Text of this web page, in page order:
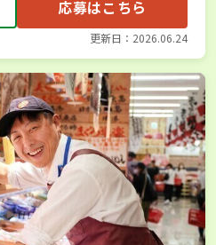
応募はこちら
更新日：2026.06.24